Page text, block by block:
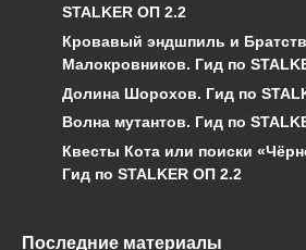
STALKER ОП 2.2
Кровавый эндшпиль и
Малокровников. Гид по
Долина Шорохов. Гид по
Волна мутантов. Гид по
Квесты Кота или поиски
Гид по STALKER ОП 2.2
Последние материалы